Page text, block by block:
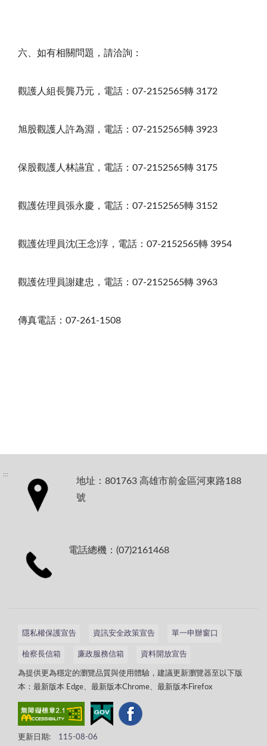
六、如有相關問題，請洽詢：
觀護人組長龔乃元，電話：07-2152565轉 3172
旭股觀護人許為淵，電話：07-2152565轉 3923
保股觀護人林讌宜，電話：07-2152565轉 3175
觀護佐理員張永慶，電話：07-2152565轉 3152
觀護佐理員沈(王念)淳，電話：07-2152565轉 3954
觀護佐理員謝建忠，電話：07-2152565轉 3963
傳真電話：07-261-1508
:::
地址：801763 高雄市前金區河東路188
號
電話總機：(07)2161468
隱私權保護宣告 資訊安全政策宣告 單一申辦窗口
檢察長信箱 廉政服務信箱 資料開放宣告
為提供更為穩定的瀏覽品質與使用體驗，建議更新瀏覽器至以下版
本：最新版本 Edge、最新版本Chrome、最新版本Firefox
更新日期: 115-08-06